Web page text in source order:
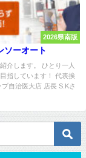
2026県南版
ソーオート
介します。 ひとり一人
指しています！ 代表挨
自治医大店 店長 S.Kさ